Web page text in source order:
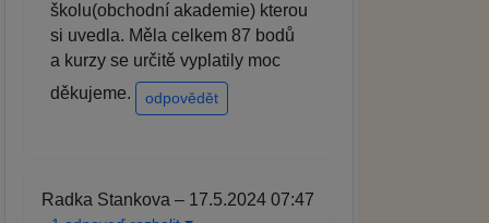
školu(obchodní akademie) kterou
si uvedla. Měla celkem 87 bodů
a kurzy se určitě vyplatily moc
děkujeme.
odpovědět
Radka Stankova – 17.5.2024 07:47